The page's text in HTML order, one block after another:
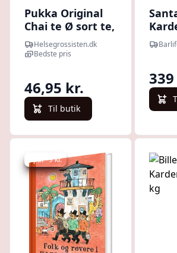
Pukka Original
Chai te Ø sort te,
kanel &
kardemomme •
Helsegrossisten.dk
Bedste pris
46,95 kr.
Til butik
330 G
Spar -9 kr.